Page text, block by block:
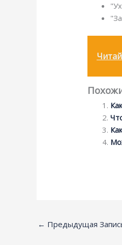
← Предыдущая